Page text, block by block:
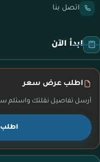
اتصل بنا
ابدأ الآن
اطلب عرض سعر
أرسل تفاصيل نقلتك واستلم